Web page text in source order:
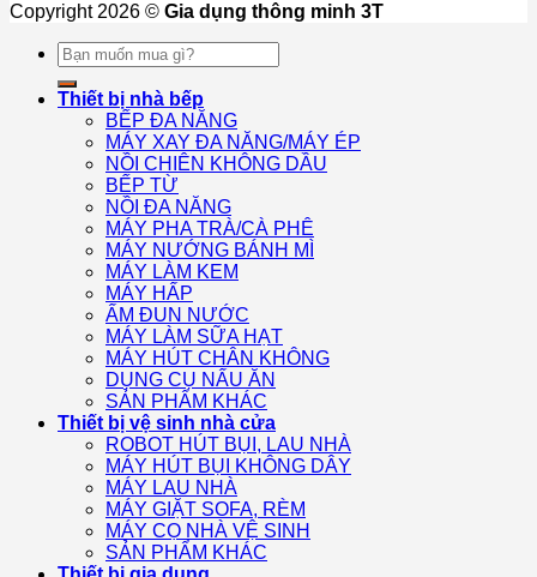
Copyright 2026 © Gia dụng thông minh 3T
Tìm
kiếm:
Thiết bị nhà bếp
BẾP ĐA NĂNG
MÁY XAY ĐA NĂNG/MÁY ÉP
NỒI CHIÊN KHÔNG DẦU
BẾP TỪ
NỒI ĐA NĂNG
MÁY PHA TRÀ/CÀ PHÊ
MÁY NƯỚNG BÁNH MÌ
MÁY LÀM KEM
MÁY HẤP
ẤM ĐUN NƯỚC
MÁY LÀM SỮA HẠT
MÁY HÚT CHÂN KHÔNG
DỤNG CỤ NẤU ĂN
SẢN PHẨM KHÁC
Thiết bị vệ sinh nhà cửa
ROBOT HÚT BỤI, LAU NHÀ
MÁY HÚT BỤI KHÔNG DÂY
MÁY LAU NHÀ
MÁY GIẶT SOFA, RÈM
MÁY CỌ NHÀ VỆ SINH
SẢN PHẨM KHÁC